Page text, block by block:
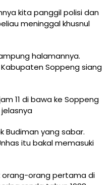
kita panggil polisi dan
meninggal khusnul
halamannya.
Soppeng siang
11 di bawa ke Soppeng
Budiman yang sabar.
itu bakal memasuki
orang-orang pertama di